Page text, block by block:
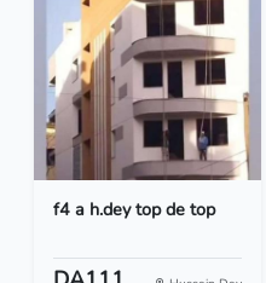
f4 a h.dey top de top